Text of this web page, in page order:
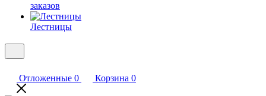
заказов
Лестницы
Отложенные 0 Корзина 0